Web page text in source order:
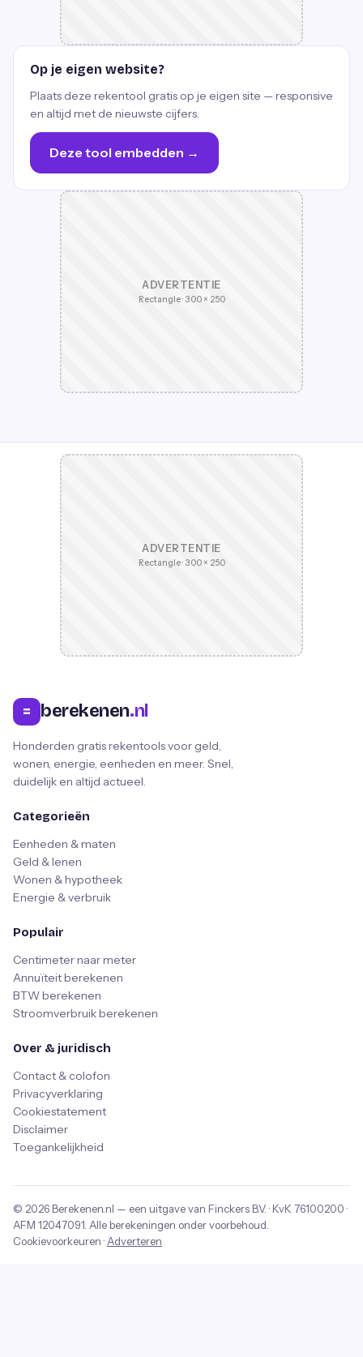
Op je eigen website?
Plaats deze rekentool gratis op je eigen site — responsive
en altijd met de nieuwste cijfers.
Deze tool embedden →
ADVERTENTIE
Rectangle · 300 × 250
ADVERTENTIE
Rectangle · 300 × 250
= berekenen.nl
Honderden gratis rekentools voor geld,
wonen, energie, eenheden en meer. Snel,
duidelijk en altijd actueel.
Categorieën
Eenheden & maten
Geld & lenen
Wonen & hypotheek
Energie & verbruik
Populair
Centimeter naar meter
Annuïteit berekenen
BTW berekenen
Stroomverbruik berekenen
Over & juridisch
Contact & colofon
Privacyverklaring
Cookiestatement
Disclaimer
Toegankelijkheid
© 2026 Berekenen.nl — een uitgave van Finckers B.V. · KvK 76100200 ·
AFM 12047091 . Alle berekeningen onder voorbehoud.
Cookievoorkeuren · Adverteren